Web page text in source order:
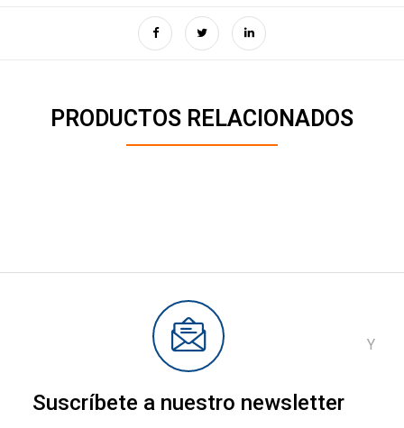
PRODUCTOS RELACIONADOS
Suscríbete a nuestro newsletter
Y